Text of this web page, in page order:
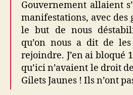
Gouvernement allaient
manifestations, avec des
le but de nous
qu’on nous a dit de
rejoindre. J’en ai bloqué
qu’ici n’avaient le droit
Gilets Jaunes ! Ils n’ont